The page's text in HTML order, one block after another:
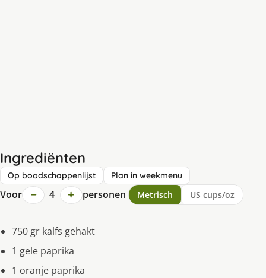
Ingrediënten
Op boodschappenlijst Plan in weekmenu
Voor − 4 + personen Metrisch US cups/oz
750 gr kalfs gehakt
1 gele paprika
1 oranje paprika